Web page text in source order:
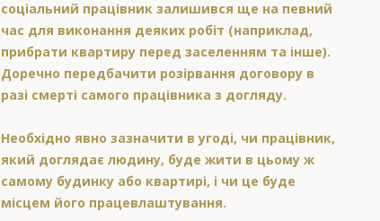
соціальний працівник залишився ще на певний
час для виконання деяких робіт (наприклад,
прибрати квартиру перед заселенням та інше).
Доречно передбачити розірвання договору в
разі смерті самого працівника з догляду.
Необхідно явно зазначити в угоді, чи працівник,
який доглядає людину, буде жити в цьому ж
самому будинку або квартирі, і чи це буде
місцем його працевлаштування.